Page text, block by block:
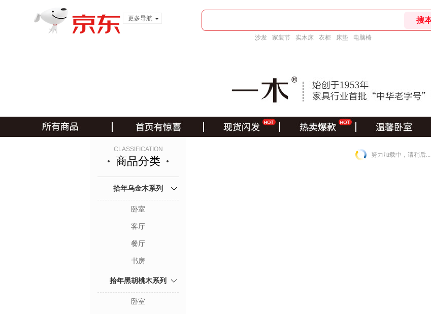
更多导航
沙发 家装节 实木床 衣柜 床垫 电脑椅
CLASSIFICATION
商品分类
拾年乌金木系列
卧室
客厅
餐厅
书房
拾年黑胡桃木系列
卧室
努力加载中，请稍后...